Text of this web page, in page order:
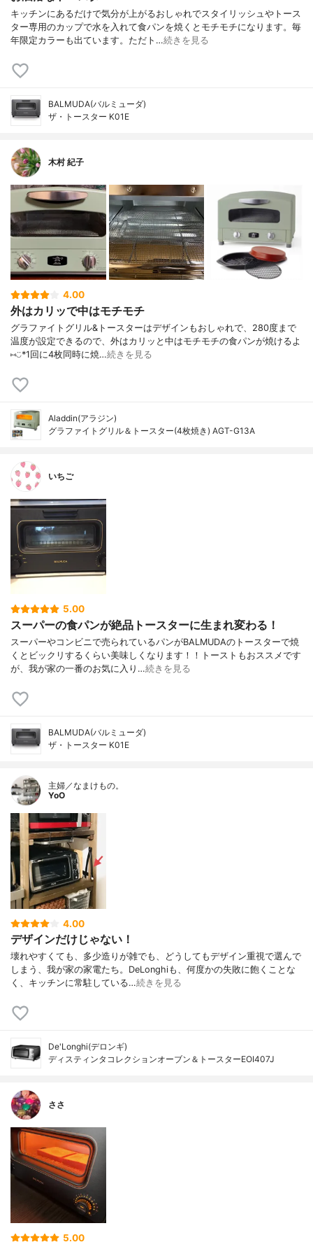
キッチンにあるだけで気分が上がるおしゃれでスタイリッシュやトース
ター専用のカップで水を入れて食パンを焼くとモチモチになります。毎
年限定カラーも出ています。ただト…続きを見る
BALMUDA(バルミューダ)
ザ・トースター K01E
木村 紀子
4.00
外はカリッで中はモチモチ
グラファイトグリル&トースターはデザインもおしゃれで、280度まで
温度が設定できるので、外はカリッと中はモチモチの食パンが焼けるよ
⑅︎◡̈︎*1回に4枚同時に焼…続きを見る
Aladdin(アラジン)
グラファイトグリル＆トースター(4枚焼き) AGT-G13A
いちご
5.00
スーパーの食パンが絶品トースターに生まれ変わる！
スーパーやコンビニで売られているパンがBALMUDAのトースターで焼
くとビックリするくらい美味しくなります！！トーストもおススメです
が、我が家の一番のお気に入り…続きを見る
BALMUDA(バルミューダ)
ザ・トースター K01E
主婦／なまけもの。
YoO
4.00
デザインだけじゃない！
壊れやすくても、多少造りが雑でも、どうしてもデザイン重視で選んで
しまう、我が家の家電たち。DeLonghiも、何度かの失敗に飽くことな
く、キッチンに常駐している…続きを見る
De'Longhi(デロンギ)
ディスティンタコレクションオーブン＆トースターEOI407J
ささ
5.00